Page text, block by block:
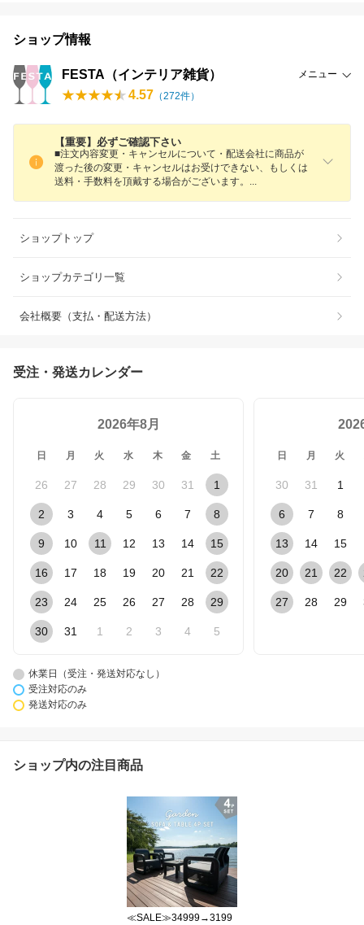
ショップ情報
FESTA（インテリア雑貨） メニュー
4.57 （272件）
【重要】必ずご確認下さい
■注文内容変更・キャンセルについて・配送会社に商品が
渡った後の変更・キャンセルはお受けできない、もしくは
送料・手数料を頂戴する場合がございます。
ショップトップ
ショップカテゴリ一覧
会社概要（支払・配送方法）
受注・発送カレンダー
2026年8月
日 月 火 水 木 金 土
26 27 28 29 30 31 1
2 3 4 5 6 7 8
9 10 11 12 13 14 15
16 17 18 19 20 21 22
23 24 25 26 27 28 29
30 31 1 2 3 4 5
日 月 火
30 31 1
6 7 8
13 14 15
20 21 22
27 28 29
休業日（受注・発送対応なし）
受注対応のみ
発送対応のみ
ショップ内の注目商品
≪SALE≫34999→3199